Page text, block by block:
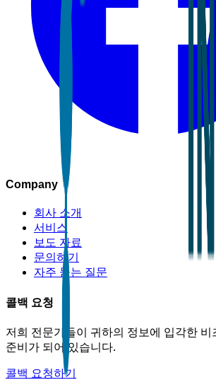
Company
회사 소개
서비스
보도 자료
문의하기
자주 묻는 질문
콜백 요청
저희 전문가들이 귀하의 정보에 입각한 비
준비가 되어 있습니다.
콜백 요청하기